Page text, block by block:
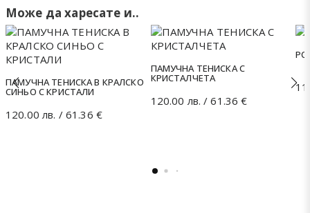
Може да харесате и..
ПАМУЧНА ТЕНИСКА В КРАЛСКО
СИНЬО С КРИСТАЛИ
120.00 лв. / 61.36 €
ПАМУЧНА ТЕНИСКА С
КРИСТАЛЧЕТА
120.00 лв. / 61.36 €